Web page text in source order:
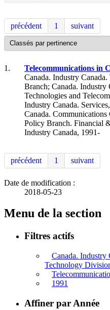
précédent 1 suivant
1. Telecommunications in
Canada. Industry
Branch; Canada. Industry
Technologies and
Industry Canada.
Canada. Communications
Policy Branch. Financial
Industry Canada, 1991-
précédent 1 suivant
Date de modification :
2018-05-23
Menu de la section
Filtres actifs
Canada. Industry
Technology
1991
Affiner par Année